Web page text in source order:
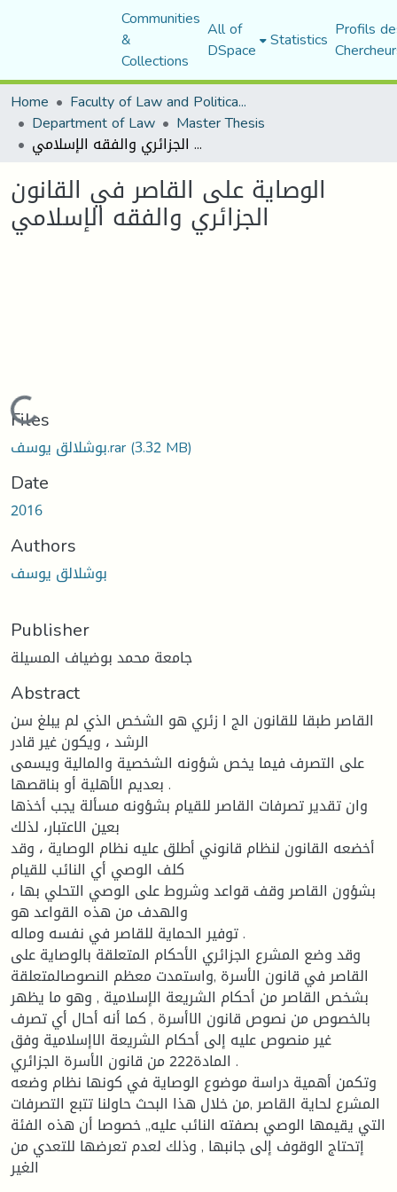
Communities
&
Collections
All of
DSpace Statistics Profils
Home
Faculty of Law and Political Science
Department of Law Master Thesis
الوصاية على القاصر في القانون الجزائري والفقه الإسلامي
الوصاية على القاصر في القانون
الجزائري والفقه الإسلامي
Loading...
Files
بوشلالق يوسف.rar(3.32 MB)
Date
2016
Authors
بوشلالق يوسف
Publisher
جامعة محمد بوضياف المسيلة
Abstract
القاصر طبقا للقانون الج ا زئري هو الشخص الذي لم يبلغ سن
الرشد ، ويكون غير قادر
على التصرف فيما يخص شؤونه الشخصية والمالية ويسمى
بعديم الأهلية أو بناقصها .
وان تقدير تصرفات القاصر للقيام بشؤونه مسألة يجب أخذها
بعين الاعتبار، لذلك
أخضعه القانون لنظام قانوني أطلق عليه نظام الوصاية ، وقد
كلف الوصي أي النائب للقيام
بشؤون القاصر وقف قواعد وشروط على الوصي التحلي بها ،
والهدف من هذه القواعد هو
توفير الحماية للقاصر في نفسه وماله .
وقد وضع المشرع الجزائري الأحكام المتعلقة بالوصاية على
القاصر في قانون الأسرة ,واستمدت معظم النصوصالمتعلقة
بشخص القاصر من أحكام الشريعة الإسلامية , وهو ما يظهر
بالخصوص من نصوص قانون الاأسرة , كما أنه أحال أي تصرف
غير منصوص عليه إلى أحكام الشريعة الاإسلامية وفق
المادة222 من قانون الأسرة الجزائري .
وتكمن أهمية دراسة موضوع الوصاية في كونها نظام وضعه
المشرع لحاية القاصر ,من خلال هذا البحث حاولنا تتبع التصرفات
التي يقيمها الوصي بصفته النائب عليه,, خصوصا أن هذه الفئة
إتحتاج الوقوف إلى جانبها , وذلك لعدم تعرضها للتعدي من
الغير